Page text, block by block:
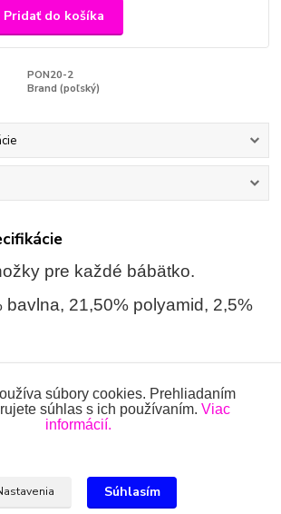
Pridať do košíka
PON20-2
Brand (poľský)
pre každé bábätko.
bavlna, 21,50% polyamid, 2,5%
v kategóriách
súbory cookies. Prehliadaním
súhlas s ich používaním. Viac
informácií.
Súhlasím